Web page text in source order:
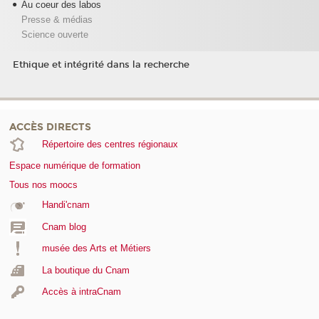
Au coeur des labos
Presse & médias
Science ouverte
Ethique et intégrité dans la recherche
ACCÈS DIRECTS
Répertoire des centres régionaux
Espace numérique de formation
Tous nos moocs
Handi'cnam
Cnam blog
musée des Arts et Métiers
La boutique du Cnam
Accès à intraCnam